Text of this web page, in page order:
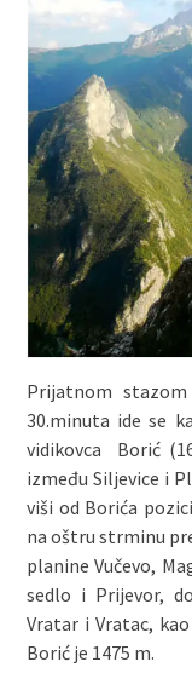
Prijatnom
30.minuta ide se
vidikovca Borić
između Siljevice i
viši od Borića
na oštru strminu
planine Vučevo,
sedlo i Prijevor,
Vratar i Vratac,
Borić je 1475 m.